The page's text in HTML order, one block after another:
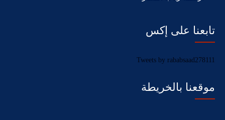
تابعنا على إكس
Tweets by rababsaad278111
موقعنا بالخريطة